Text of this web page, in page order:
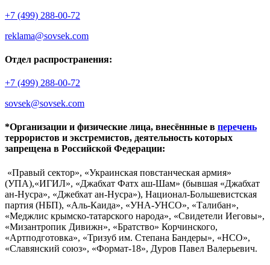
+7 (499) 288-00-72
reklama@sovsek.com
Отдел распространения:
+7 (499) 288-00-72
sovsek@sovsek.com
*Организации и физические лица, внесённные в перечень
террористов и экстремистов, деятельность которых
запрещена в Российской Федерации:
«Правый сектор», «Украинская повстанческая армия»
(УПА),«ИГИЛ», «Джабхат Фатх аш-Шам» (бывшая «Джабхат
ан-Нусра», «Джебхат ан-Нусра»), Национал-Большевистская
партия (НБП), «Аль-Каида», «УНА-УНСО», «Талибан»,
«Меджлис крымско-татарского народа», «Свидетели Иеговы»,
«Мизантропик Дивижн», «Братство» Корчинского,
«Артподготовка», «Тризуб им. Степана Бандеры», «НСО»,
«Славянский союз», «Формат-18», Дуров Павел Валерьевич.